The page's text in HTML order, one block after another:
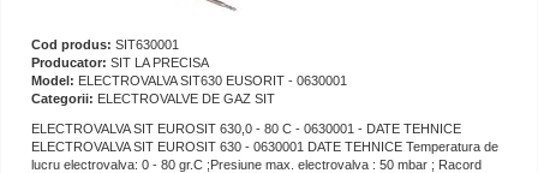
Cod produs: SIT630001
Producator: SIT LA PRECISA
Model: ELECTROVALVA SIT630 EUSORIT - 0630001
Categorii: ELECTROVALVE DE GAZ SIT
ELECTROVALVA SIT EUROSIT 630,0 - 80 C - 0630001 - DATE TEHNICE
ELECTROVALVA SIT EUROSIT 630 - 0630001 DATE TEHNICE Temperatura de
lucru electrovalva: 0 - 80 gr.C ;Presiune max. electrovalva : 50 mbar ; Racord